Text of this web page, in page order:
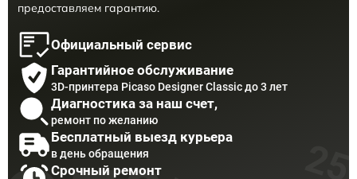
предоставляем гарантию.
Официальный сервис
Гарантийное обслуживание
3D-принтера Picaso Designer Classic до 3 лет
Диагностика за наш счет,
ремонт по желанию
Бесплатный выезд курьера
в день обращения
Срочный ремонт